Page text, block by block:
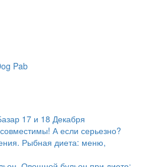
Pab
17 и 18 Декабря
А если серьезно?
Рыбная диета: меню,